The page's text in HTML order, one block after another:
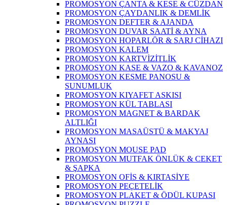
PROMOSYON ÇANTA & KESE & CÜZDAN
PROMOSYON ÇAYDANLIK & DEMLİK
PROMOSYON DEFTER & AJANDA
PROMOSYON DUVAR SAATİ & AYNA
PROMOSYON HOPARLÖR & SARJ CİHAZI
PROMOSYON KALEM
PROMOSYON KARTVİZİTLİK
PROMOSYON KASE & VAZO & KAVANOZ
PROMOSYON KESME PANOSU &
SUNUMLUK
PROMOSYON KIYAFET ASKISI
PROMOSYON KÜL TABLASI
PROMOSYON MAGNET & BARDAK
ALTLIĞI
PROMOSYON MASAÜSTÜ & MAKYAJ
AYNASI
PROMOSYON MOUSE PAD
PROMOSYON MUTFAK ÖNLÜK & CEKET
& ŞAPKA
PROMOSYON OFİS & KIRTASİYE
PROMOSYON PEÇETELİK
PROMOSYON PLAKET & ÖDÜL KUPASI